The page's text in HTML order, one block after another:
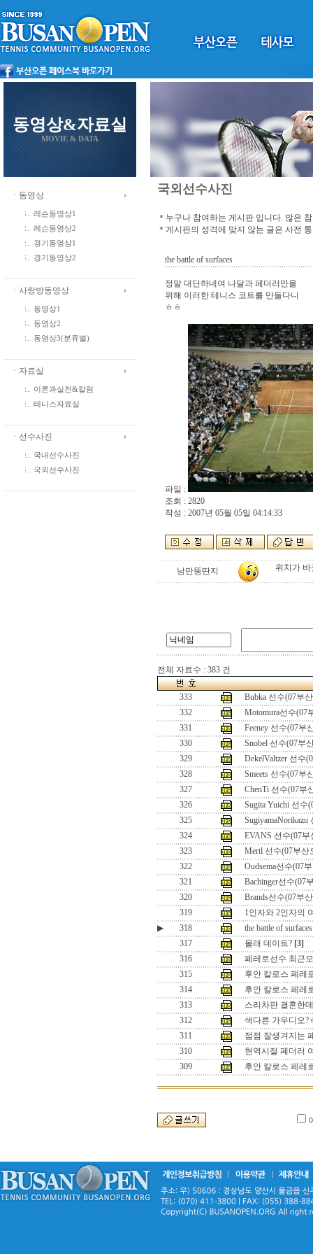
동영상&자료실
MOVIE & DATA
ㆍ동영상
레슨동영상1
레슨동영상2
경기동영상1
경기동영상2
ㆍ사랑방동영상
동영상1
동영상2
동영상3(분류별)
ㆍ자료실
이론과실전&칼럼
테니스자료실
ㆍ선수사진
국내선수사진
국외선수사진
국외선수사진
＊누구나 참여하는 게시판 입니다. 많은
＊게시판의 성격에 맞지 않는 글은 사전
the battle of surfaces
정말 대단하네여 나달과 페더러만을
위해 이러한 테니스 코트를 만들다니
ㅎㅎ
파일 :
조회 : 2820
작성 : 2007년 05월 05일 04:14:33
낭만뚱딴지 위치가 바
전체 자료수 : 383 건
333
Bubka 선수(07부
332
Motomura선수(07
331
Feeney 선수(07부
330
Snobel 선수(07부
329
DekelValtzer 선수
328
Smeets 선수(07부
327
ChenTi 선수(07부
326
Sugita Yuichi 선수
325
324
EVANS 선수(07부
323
Mertl 선수(07부산
322
Oudsema선수(07
321
Bachinger선수(07
320
Brands선수(07부
319
1인자와 2인자의
▶
318
the battle of surfaces
317
몰래 데이트? [3]
316
페레로선수 최근
315
후안 칼로스 페레
314
후안 칼로스 페레
313
스리차판 결혼한
312
색다른 가우디오?
311
점점 잘생겨지는
310
현역시절 페더러
309
후안 칼로스 페레